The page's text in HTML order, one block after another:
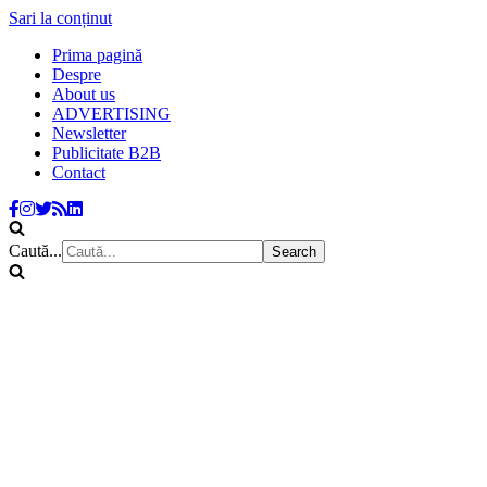
Sari la conținut
Prima pagină
Despre
About us
ADVERTISING
Newsletter
Publicitate B2B
Contact
Caută...